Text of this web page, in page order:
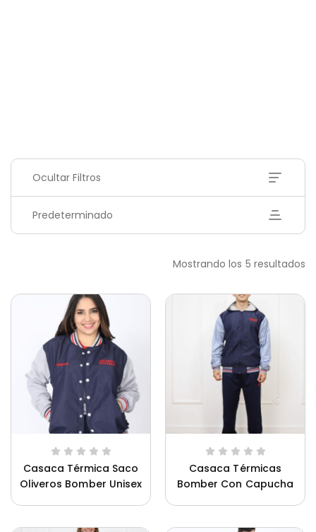
Ocultar Filtros
Predeterminado
Mostrando los 5 resultados
Uniforme Innova Schools Unisex
Casaca Térmica Saco
Oliveros Bomber Unisex
Casaca Térmicas
Bomber Con Capucha